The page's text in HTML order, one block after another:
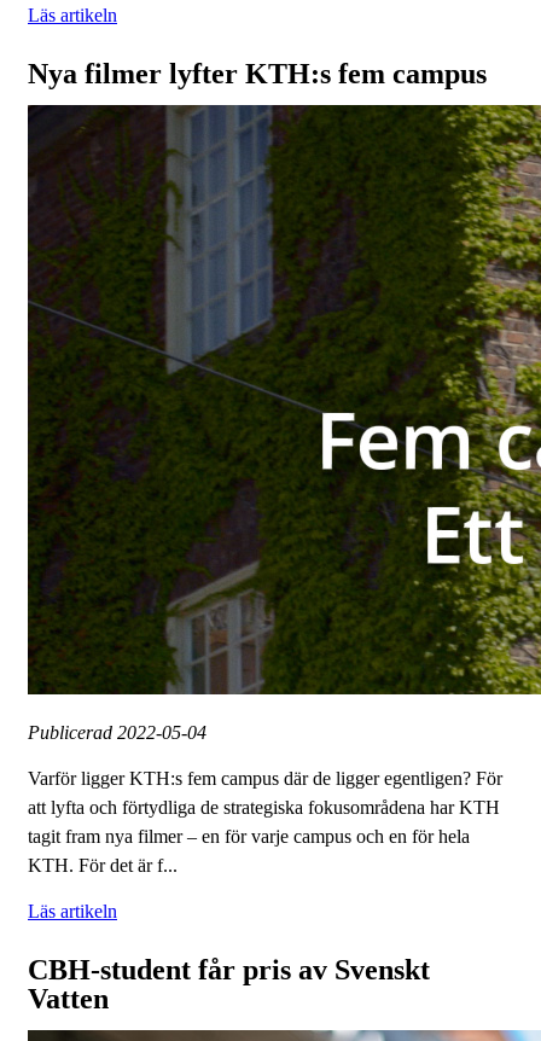
Läs artikeln
Nya filmer lyfter KTH:s fem campus
Publicerad 2022-05-04
Varför ligger KTH:s fem campus där de ligger egentligen? För
att lyfta och förtydliga de strategiska fokusområdena har KTH
tagit fram nya filmer – en för varje campus och en för hela
KTH. För det är f...
Läs artikeln
CBH-student får pris av Svenskt
Vatten